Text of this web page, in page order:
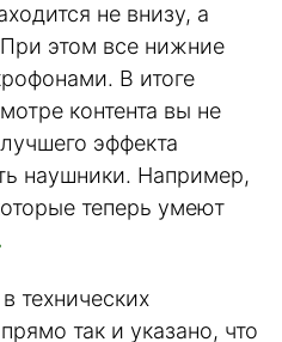
не внизу, а
этом все нижние
В итоге
контента вы не
эффекта
наушники. Например,
теперь умеют
технических
так и указано, что